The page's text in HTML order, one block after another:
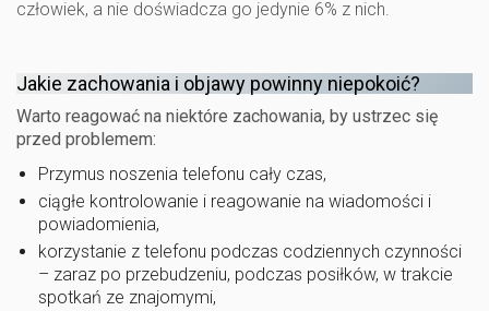
człowiek, a nie doświadcza go jedynie 6% z nich.
Jakie zachowania i objawy powinny niepokoić?
Warto reagować na niektóre zachowania, by ustrzec się
przed problemem:
Przymus noszenia telefonu cały czas,
ciągłe kontrolowanie i reagowanie na wiadomości i
powiadomienia,
korzystanie z telefonu podczas codziennych czynności
– zaraz po przebudzeniu, podczas posiłków, w trakcie
spotkań ze znajomymi,